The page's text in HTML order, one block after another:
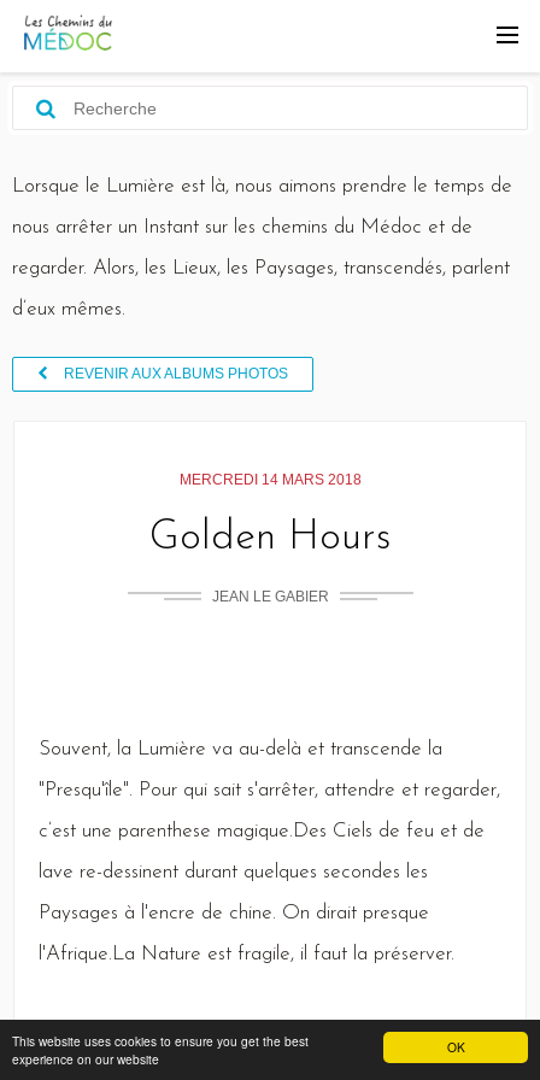
OK
This website uses cookies to ensure you get the best
experience on our website
Lorsque le Lumière est là, nous aimons prendre le temps de
nous arrêter un Instant sur les chemins du Médoc et de
regarder. Alors, les Lieux, les Paysages, transcendés, parlent
d’eux mêmes.
REVENIR AUX ALBUMS PHOTOS
MERCREDI 14 MARS 2018
Golden Hours
JEAN LE GABIER
Souvent, la Lumière va au-delà et transcende la
" Presqu'île". Pour qui sait s'arrêter, attendre et regarder,
c’est une parenthese magique. Des Ciels de feu et de
lave re-dessinent durant quelques secondes les
Paysages à l'encre de chine. On dirait presque
l'Afrique. La Nature est fragile, il faut la préserver.